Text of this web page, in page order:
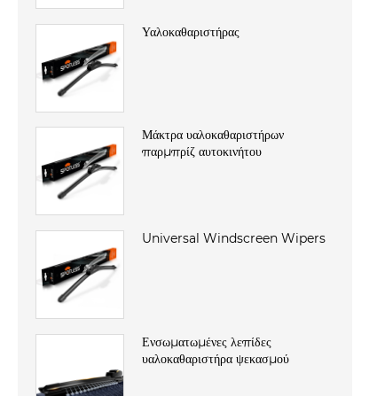
Υαλοκαθαριστήρας
Μάκτρα υαλοκαθαριστήρων
παρμπρίζ αυτοκινήτου
Universal Windscreen Wipers
Ενσωματωμένες λεπίδες
υαλοκαθαριστήρα ψεκασμού